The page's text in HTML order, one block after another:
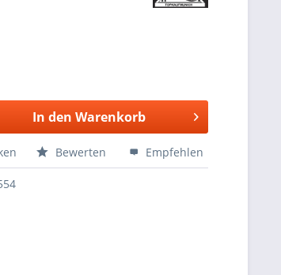
In den Warenkorb
Bewerten Empfehlen